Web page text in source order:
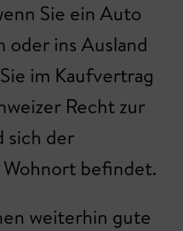
Sie ein Auto
oder ins Ausland
im Kaufvertrag
Recht zur
sich der
befindet.
weiterhin gute